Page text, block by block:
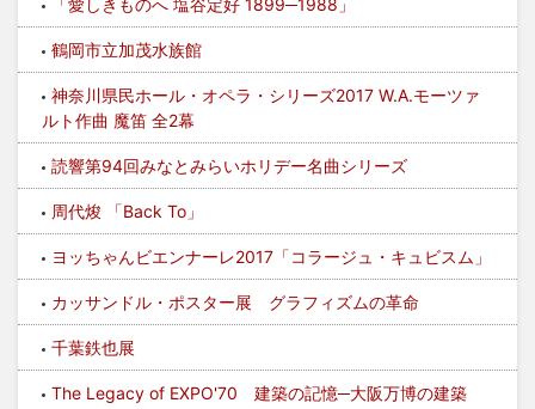
「愛しきものへ 塩谷定好 1899─1988」
鶴岡市立加茂水族館
神奈川県民ホール・オペラ・シリーズ2017 W.A.モーツァ
ルト作曲 魔笛 全2幕
読響第94回みなとみらいホリデー名曲シリーズ
周代焌 「Back To」
ヨッちゃんビエンナーレ2017「コラージュ・キュビスム」
カッサンドル・ポスター展 グラフィズムの革命
千葉鉄也展
The Legacy of EXPO'70 建築の記憶─大阪万博の建築